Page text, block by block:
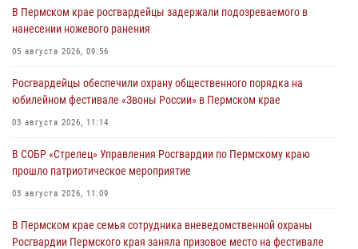
В Пермском крае росгвардейцы задержали подозреваемого в
нанесении ножевого ранения
05 августа 2026, 09:56
Росгвардейцы обеспечили охрану общественного порядка на
юбилейном фестивале «Звоны России» в Пермском крае
03 августа 2026, 11:14
В СОБР «Стрелец» Управления Росгвардии по Пермскому краю
прошло патриотическое мероприятие
03 августа 2026, 11:09
В Пермском крае семья сотрудника вневедомственной охраны
Росгвардии Пермского края заняла призовое место на фестивале